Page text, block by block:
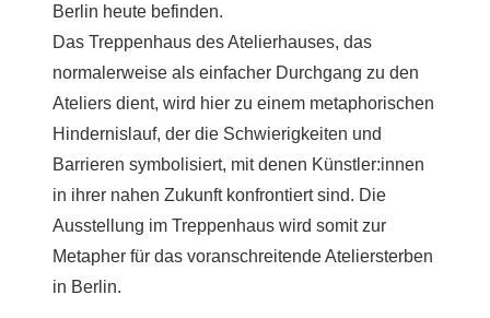
Berlin heute befinden.
Das Treppenhaus des Atelierhauses, das
normalerweise als einfacher Durchgang zu den
Ateliers dient, wird hier zu einem metaphorischen
Hindernislauf, der die Schwierigkeiten und
Barrieren symbolisiert, mit denen Künstler:innen
in ihrer nahen Zukunft konfrontiert sind. Die
Ausstellung im Treppenhaus wird somit zur
Metapher für das voranschreitende Ateliersterben
in Berlin.